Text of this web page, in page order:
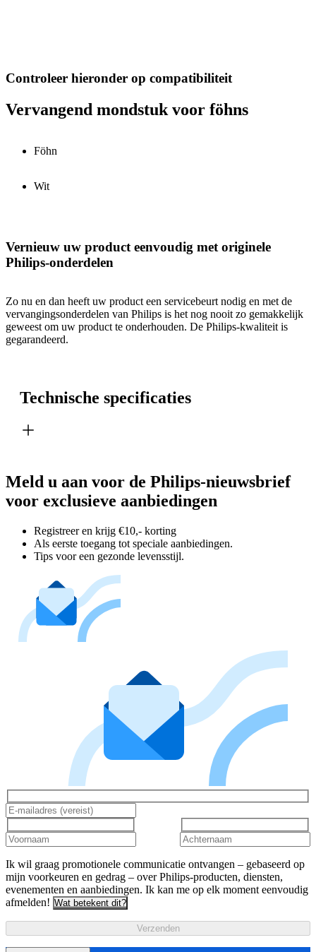
Controleer hieronder op compatibiliteit
Vervangend mondstuk voor föhns
Föhn
Wit
Vernieuw uw product eenvoudig met originele
Philips-onderdelen
Zo nu en dan heeft uw product een servicebeurt nodig en met de
vervangingsonderdelen van Philips is het nog nooit zo gemakkelijk
geweest om uw product te onderhouden. De Philips-kwaliteit is
gegarandeerd.
Technische specificaties
Meld u aan voor de Philips-nieuwsbrief
voor exclusieve aanbiedingen
Registreer en krijg €10,- korting
Als eerste toegang tot speciale aanbiedingen.
Tips voor een gezonde levensstijl.
Ik wil graag promotionele communicatie ontvangen – gebaseerd op
mijn voorkeuren en gedrag – over Philips-producten, diensten,
evenementen en aanbiedingen. Ik kan me op elk moment eenvoudig
afmelden! Wat betekent dit?
Verzenden